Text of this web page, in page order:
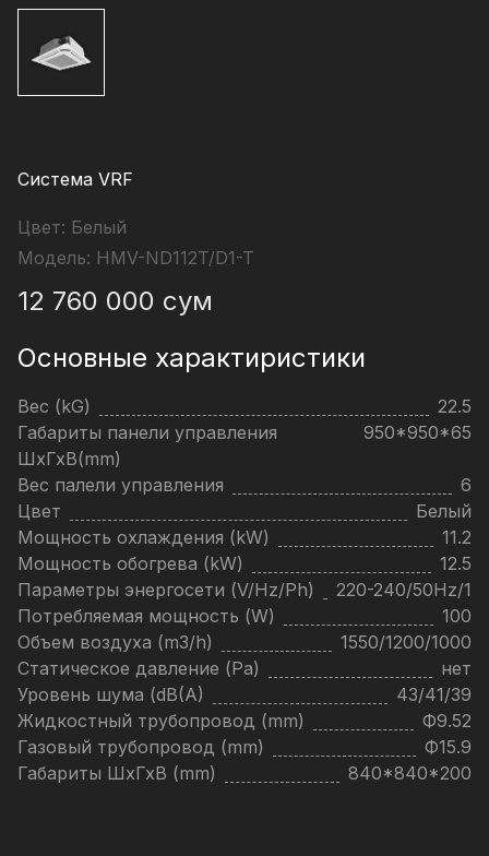
Система VRF
Цвет: Белый
Модель: HMV-ND112T/D1-T
12 760 000 сум
Основные характиристики
Вес (kG)
22.5
Габариты панели управления
ШхГхВ(mm)
950*950*65
Вес палели управления
6
Цвет
Белый
Мощность охлаждения (kW)
11.2
Мощность обогрева (kW)
12.5
Параметры энергосети (V/Hz/Ph)
220-240/50Hz/1
Потребляемая мощность (W)
100
Объем воздуха (m3/h)
1550/1200/1000
Статическое давление (Pa)
нет
Уровень шума (dB(A)
43/41/39
Жидкостный трубопровод (mm)
Ф9.52
Газовый трубопровод (mm)
Ф15.9
Габариты ШхГхВ (mm)
840*840*200